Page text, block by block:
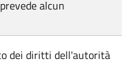
alcun
dei diritti dell'autorità